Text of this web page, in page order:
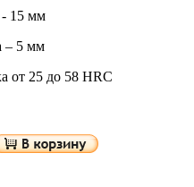
15 мм
– 5 мм
от 25 до 58 HRC